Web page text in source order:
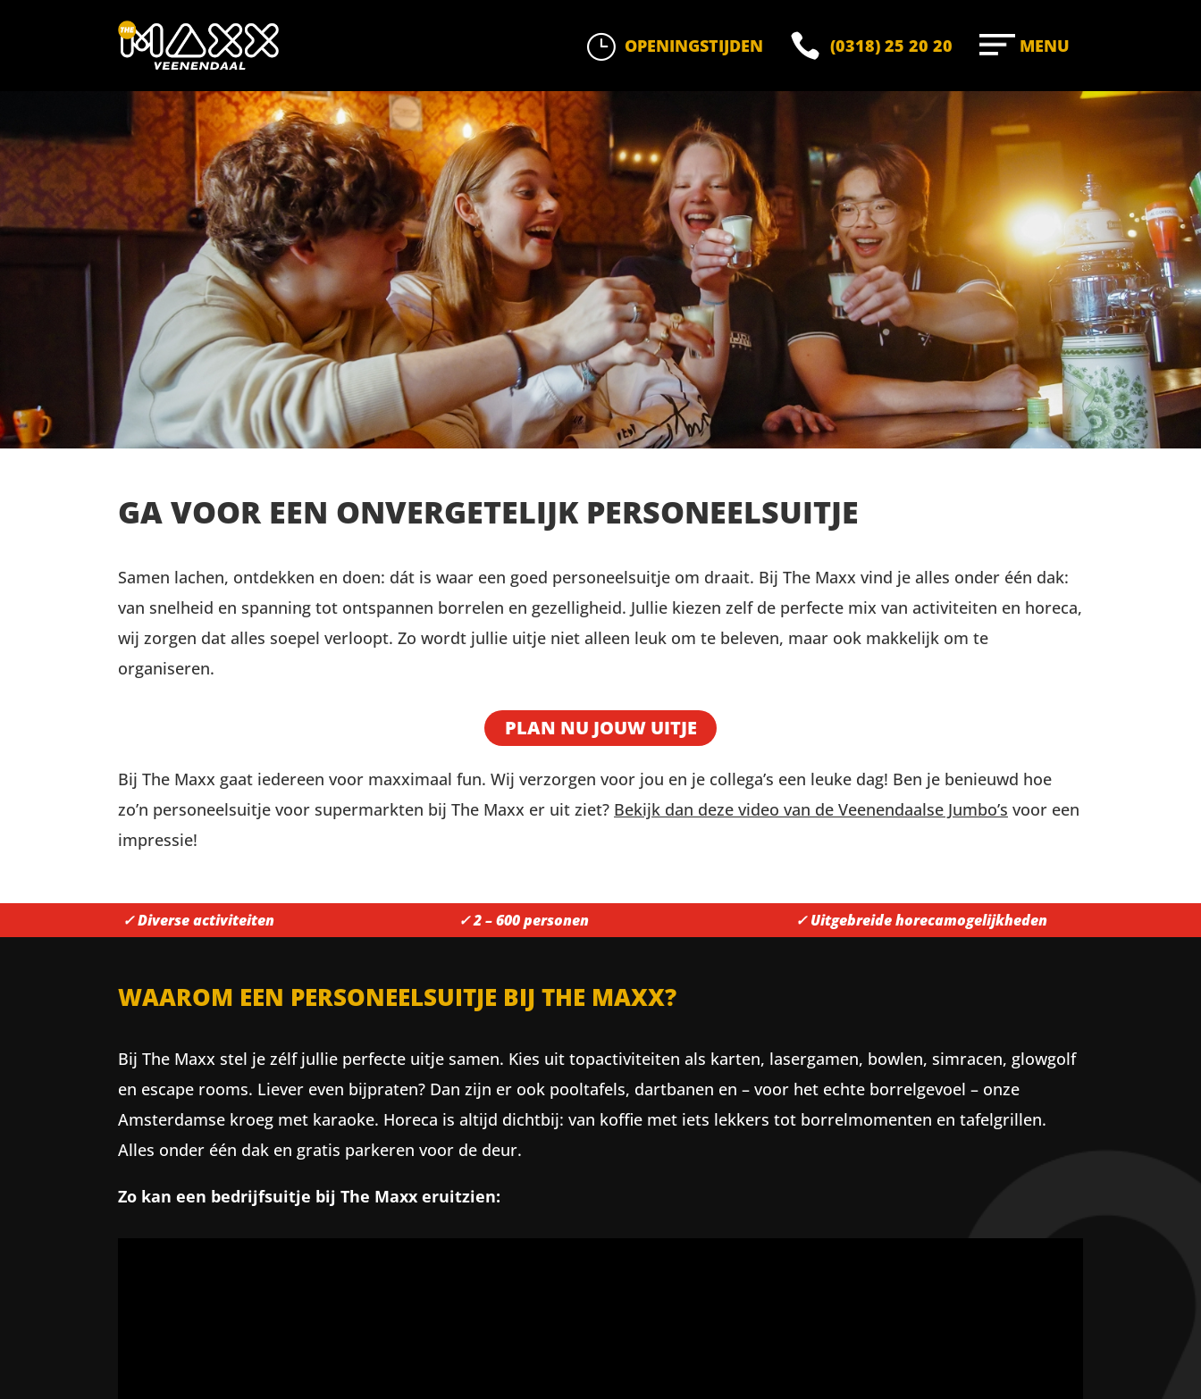
MENU
 (0318) 25 20 20
} OPENINGSTIJDEN
GA VOOR EEN ONVERGETELIJK PERSONEELSUITJE
Samen lachen, ontdekken en doen: dát is waar een goed personeelsuitje om draait. Bij The Maxx vind je alles onder één dak:
van snelheid en spanning tot ontspannen borrelen en gezelligheid. Jullie kiezen zelf de perfecte mix van activiteiten en horeca,
wij zorgen dat alles soepel verloopt. Zo wordt jullie uitje niet alleen leuk om te beleven, maar ook makkelijk om te
organiseren.
PLAN NU JOUW UITJE
Bij The Maxx gaat iedereen voor maxximaal fun. Wij verzorgen voor jou en je collega’s een leuke dag! Ben je benieuwd hoe
zo’n personeelsuitje voor supermarkten bij The Maxx er uit ziet? Bekijk dan deze video van de Veenendaalse Jumbo’s voor een
impressie!
✓ Diverse activiteiten ✓ 2 – 600 personen ✓ Uitgebreide horecamogelijkheden
WAAROM EEN PERSONEELSUITJE BIJ THE MAXX?
Bij The Maxx stel je zélf jullie perfecte uitje samen. Kies uit topactiviteiten als karten, lasergamen, bowlen, simracen, glowgolf
en escape rooms. Liever even bijpraten? Dan zijn er ook pooltafels, dartbanen en – voor het echte borrelgevoel – onze
Amsterdamse kroeg met karaoke. Horeca is altijd dichtbij: van koffie met iets lekkers tot borrelmomenten en tafelgrillen.
Alles onder één dak en gratis parkeren voor de deur.
Zo kan een bedrijfsuitje bij The Maxx eruitzien: